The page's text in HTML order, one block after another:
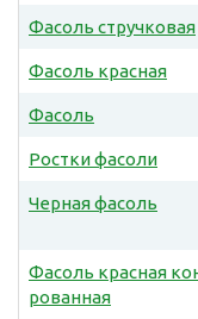
Фасоль стручковая
Фасоль красная
Фасоль
Ростки фасоли
Черная фасоль
Фасоль красная
рованная